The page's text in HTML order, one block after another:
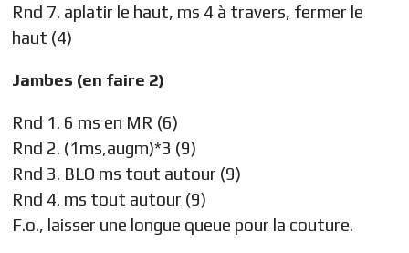
Rnd 7. aplatir le haut, ms 4 à travers, fermer le
haut (4)
Jambes (en faire 2)
Rnd 1. 6 ms en MR (6)
Rnd 2. (1ms,augm)*3 (9)
Rnd 3. BLO ms tout autour (9)
Rnd 4. ms tout autour (9)
F.o., laisser une longue queue pour la couture.